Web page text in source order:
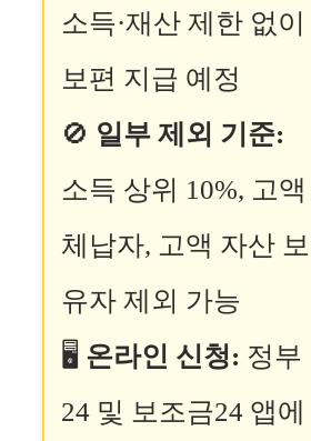
소득·재산 제한 없이
보편 지급 예정
🚫 일부 제외 기준:
소득 상위 10%, 고액
체납자, 고액 자산 보
유자 제외 가능
🖥 온라인 신청: 정부
24 및 보조금24 앱에